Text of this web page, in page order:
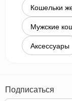
Кошельки
Мужские
Аксессуары
Подписаться